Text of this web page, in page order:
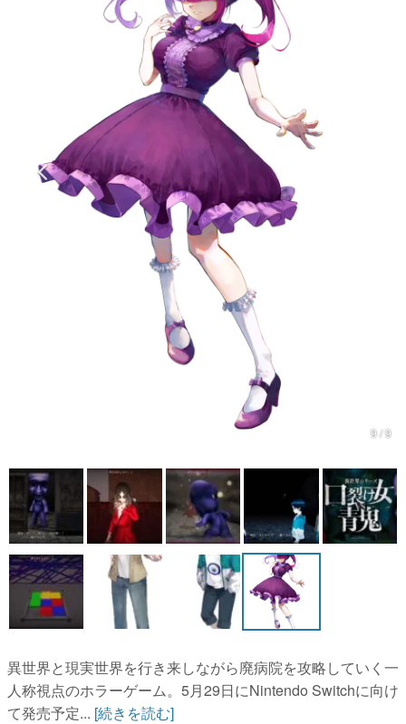
カテゴリ
女性向け
アプリレビュー
その他
電ファミニコゲーマーとは？
9 / 9
異世界と現実世界を行き来しながら廃病院を攻略していく一
人称視点のホラーゲーム。5月29日にNintendo Switchに向け
て発売予定... [続きを読む]